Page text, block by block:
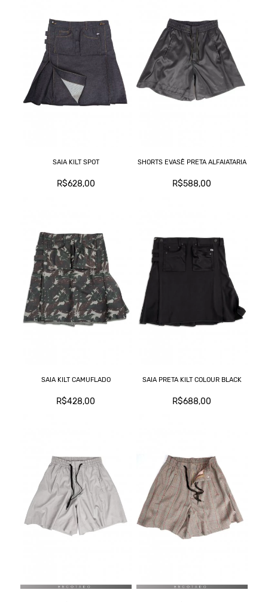
SAIA KILT SPOT
R$628,00
SHORTS EVASÊ PRETA ALFAIATARIA
R$588,00
SAIA KILT CAMUFLADO
R$428,00
SAIA PRETA KILT COLOUR BLACK
R$688,00